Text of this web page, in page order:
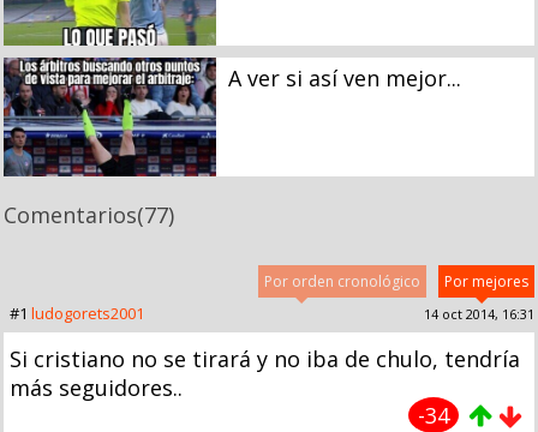
A ver si así ven mejor...
Comentarios(77)
Por mejores
Por orden cronológico
#1 ludogorets2001 14 oct 2014, 16:31
Si cristiano no se tirará y no iba de chulo, tendría
más seguidores..
-34